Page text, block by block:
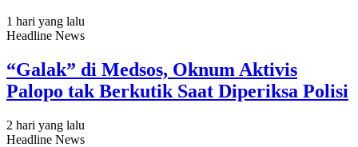
1 hari yang lalu
Headline News
“Galak” di Medsos, Oknum Aktivis
Palopo tak Berkutik Saat Diperiksa Polisi
2 hari yang lalu
Headline News